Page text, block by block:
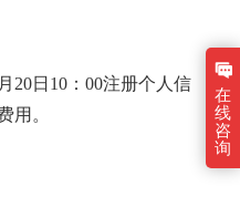
日10：00注册个人信
用。
在
线
咨
询